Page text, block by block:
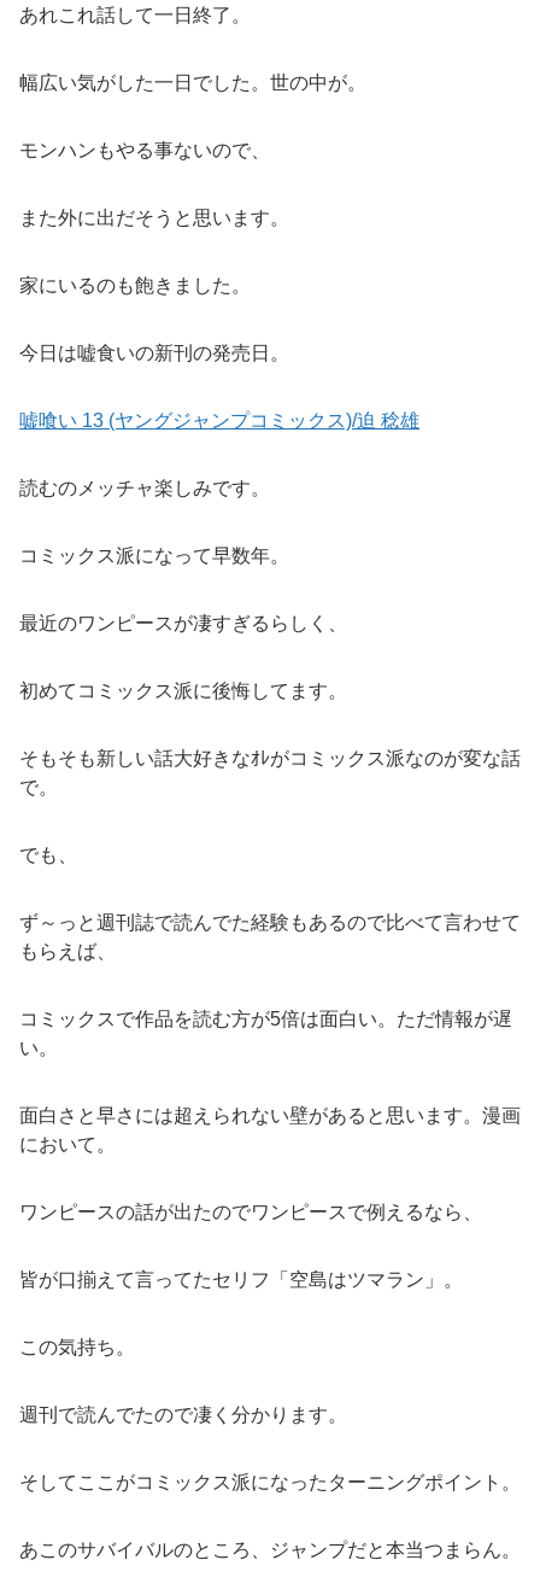
あれこれ話して一日終了。
幅広い気がした一日でした。世の中が。
モンハンもやる事ないので、
また外に出だそうと思います。
家にいるのも飽きました。
今日は嘘食いの新刊の発売日。
嘘喰い 13 (ヤングジャンプコミックス)/迫 稔雄
読むのメッチャ楽しみです。
コミックス派になって早数年。
最近のワンピースが凄すぎるらしく、
初めてコミックス派に後悔してます。
そもそも新しい話大好きなｵﾚがコミックス派なのが変な話
で。
でも、
ず～っと週刊誌で読んでた経験もあるので比べて言わせて
もらえば、
コミックスで作品を読む方が5倍は面白い。ただ情報が遅
い。
面白さと早さには超えられない壁があると思います。漫画
において。
ワンピースの話が出たのでワンピースで例えるなら、
皆が口揃えて言ってたセリフ「空島はツマラン」。
この気持ち。
週刊で読んでたので凄く分かります。
そしてここがコミックス派になったターニングポイント。
あこのサバイバルのところ、ジャンプだと本当つまらん。